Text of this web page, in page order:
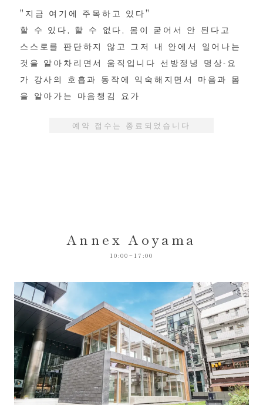
"지금 여기에 주목하고 있다"
할 수 있다, 할 수 없다, 몸이 굳어서 안 된다고
스스로를 판단하지 않고 그저 내 안에서 일어나는
것을 알아차리면서 움직입니다 선방정녕 명상-요
가 강사의 호흡과 동작에 익숙해지면서 마음과 몸
을 알아가는 마음챙김 요가
예약 접수는 종료되었습니다
Annex Aoyama
10:00~17:00